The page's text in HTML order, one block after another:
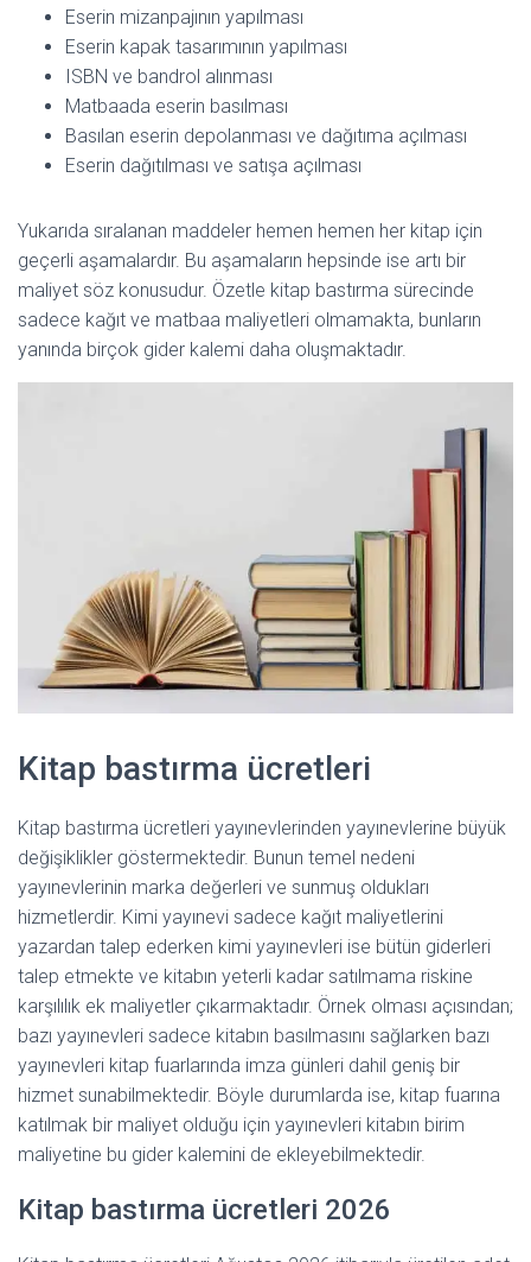
Eserin mizanpajının yapılması
Eserin kapak tasarımının yapılması
ISBN ve bandrol alınması
Matbaada eserin basılması
Basılan eserin depolanması ve dağıtıma açılması
Eserin dağıtılması ve satışa açılması
Yukarıda sıralanan maddeler hemen hemen her kitap için
geçerli aşamalardır. Bu aşamaların hepsinde ise artı bir
maliyet söz konusudur. Özetle kitap bastırma sürecinde
sadece kağıt ve matbaa maliyetleri olmamakta, bunların
yanında birçok gider kalemi daha oluşmaktadır.
Kitap bastırma ücretleri
Kitap bastırma ücretleri yayınevlerinden yayınevlerine büyük
değişiklikler göstermektedir. Bunun temel nedeni
yayınevlerinin marka değerleri ve sunmuş oldukları
hizmetlerdir. Kimi yayınevi sadece kağıt maliyetlerini
yazardan talep ederken kimi yayınevleri ise bütün giderleri
talep etmekte ve kitabın yeterli kadar satılmama riskine
karşılılık ek maliyetler çıkarmaktadır. Örnek olması açısından;
bazı yayınevleri sadece kitabın basılmasını sağlarken bazı
yayınevleri kitap fuarlarında imza günleri dahil geniş bir
hizmet sunabilmektedir. Böyle durumlarda ise, kitap fuarına
katılmak bir maliyet olduğu için yayınevleri kitabın birim
maliyetine bu gider kalemini de ekleyebilmektedir.
Kitap bastırma ücretleri 2026